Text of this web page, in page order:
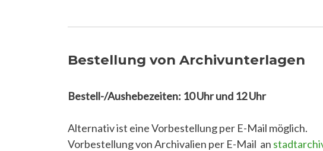
Bestellung von Archivunterlagen
Bestell-/Aushebezeiten: 10 Uhr und 12 Uhr
Alternativ ist eine Vorbestellung per E-Mail möglich.
Vorbestellung von Archivalien per E-Mail an